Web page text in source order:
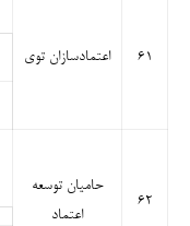
۶۱ اعتمادسازان توی
۶۲
حامیان توسعه
اعتماد